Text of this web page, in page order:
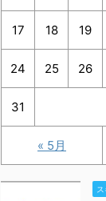
« 5月
17 18 19
24 25 26
31